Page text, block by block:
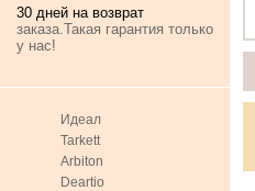
30 дней на возврат
заказа.Такая гарантия только
у нас!
Идеал
Tarkett
Arbiton
Deartio